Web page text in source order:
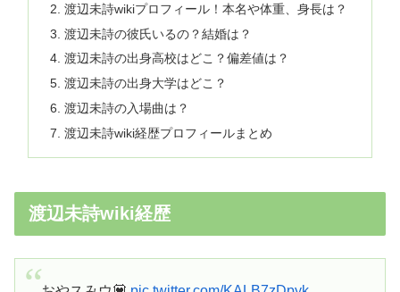
渡辺未詩wikiプロフィール！本名や体重、身長は？
渡辺未詩の彼氏いるの？結婚は？
渡辺未詩の出身高校はどこ？偏差値は？
渡辺未詩の出身大学はどこ？
渡辺未詩の入場曲は？
渡辺未詩wiki経歴プロフィールまとめ
渡辺未詩wiki経歴